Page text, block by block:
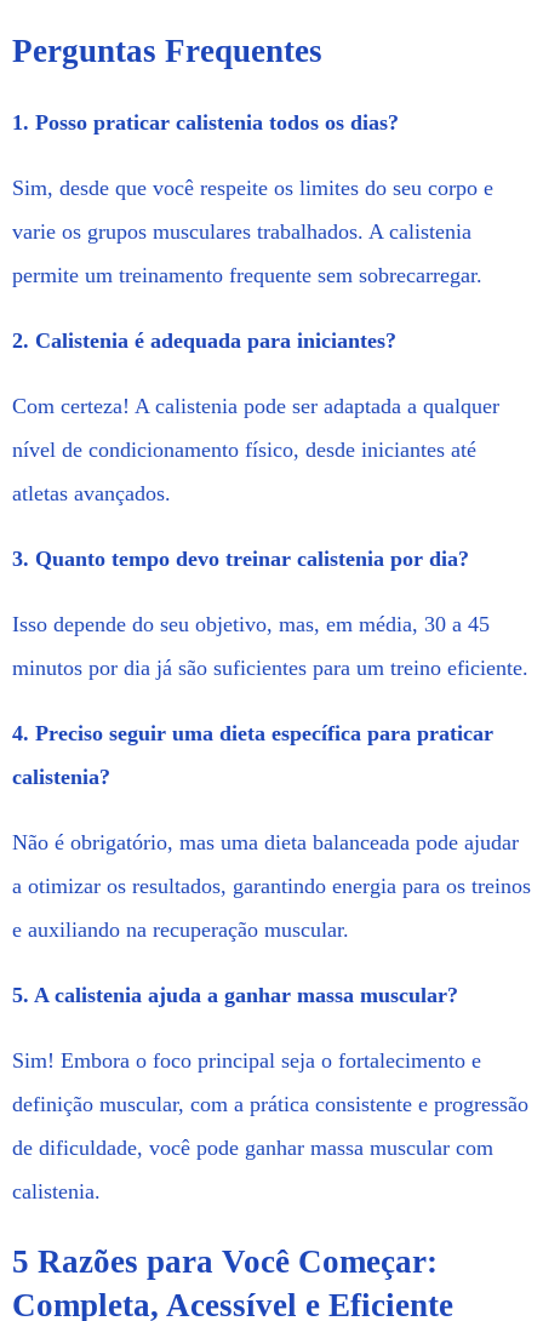
Perguntas Frequentes
1. Posso praticar calistenia todos os dias?
Sim, desde que você respeite os limites do seu corpo e
varie os grupos musculares trabalhados. A calistenia
permite um treinamento frequente sem sobrecarregar.
2. Calistenia é adequada para iniciantes?
Com certeza! A calistenia pode ser adaptada a qualquer
nível de condicionamento físico, desde iniciantes até
atletas avançados.
3. Quanto tempo devo treinar calistenia por dia?
Isso depende do seu objetivo, mas, em média, 30 a 45
minutos por dia já são suficientes para um treino eficiente.
4. Preciso seguir uma dieta específica para praticar
calistenia?
Não é obrigatório, mas uma dieta balanceada pode ajudar
a otimizar os resultados, garantindo energia para os treinos
e auxiliando na recuperação muscular.
5. A calistenia ajuda a ganhar massa muscular?
Sim! Embora o foco principal seja o fortalecimento e
definição muscular, com a prática consistente e progressão
de dificuldade, você pode ganhar massa muscular com
calistenia.
5 Razões para Você Começar:
Completa, Acessível e Eficiente